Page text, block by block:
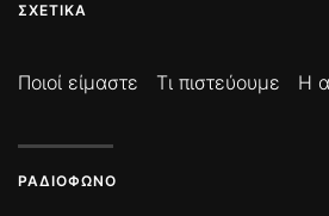
ΣΧΕΤΙΚΆ
Ποιοί είμαστε Τι πιστεύουμε Η
ΡΑΔΙΌΦΩΝΟ